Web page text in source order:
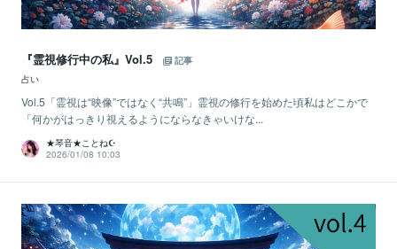
『霊視修行中の私』Vol.5
記事
占い
Vol.5「霊視は“映像”ではなく“共鳴”」霊視の修行を始めた頃私はどこかで
「何かがはっきり視えるようにならなきゃいけな...
★琴音★ことね☪️
2026/01/08 10:03